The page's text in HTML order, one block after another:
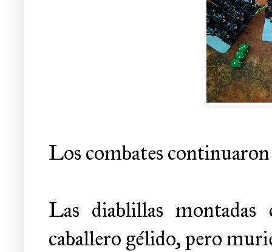
Los combates
Las diablillas
caballero gélido, pero